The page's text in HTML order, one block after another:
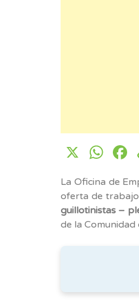
X
La Oficina de
oferta de
guillotinistas –
de la Comunidad